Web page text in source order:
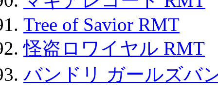
Tree of Savior RMT
怪盗ロワイヤル RMT
バンドリ ガールズバ